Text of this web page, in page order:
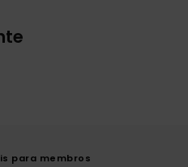
para membros